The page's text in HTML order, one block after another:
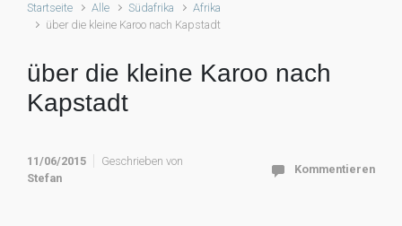
Startseite Alle Südafrika
Afrika
über die kleine Karoo nach Kapstadt
über die kleine Karoo nach
Kapstadt
11/06/2015
Geschrieben von
Stefan
Kommentieren